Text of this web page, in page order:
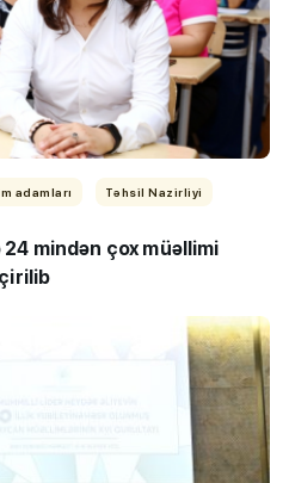
adamları
Təhsil Nazirliyi
mindən çox müəllimi